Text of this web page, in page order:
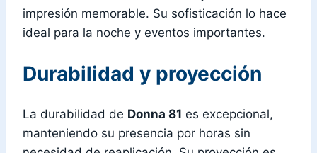
impresión memorable. Su sofisticación lo hace
ideal para la noche y eventos importantes.
Durabilidad y proyección
La durabilidad de Donna 81 es excepcional,
manteniendo su presencia por horas sin